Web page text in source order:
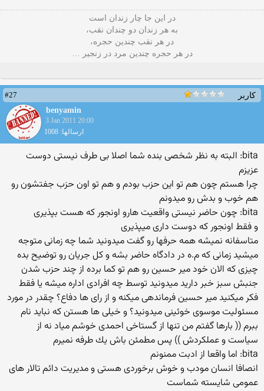
در این جا چار زندان است
به هر زندان دو چندان نقب،
در هر نقب چندین حجره،
در هر حجره چندین مرد در زنجیر …
کاربر
#27
benyamin
3 Jan 2011 20:00
ارسالها: 1008
bita: البته به نظر شخصی بنده شما اصلا بی طرف نیستی دوست
عزیزم
چرا هستم چون هم تو این حزب بودم و هم تو اون حزب جفتشون رو
هم خوب و بدش رو میدونم
bita: چون حاضر نیستی واقعیت هارو اونجور كه هست بپذیری
و فقط اونجور كه دوست داری میپذیری
متاسفانه نمیشه همه حرفها رو گفت میدونید شما چه زمانی متوجه
میشید زمانی كه م.ه در دادگاه حاضر بشه و كل جریان رو توضیح بده
چیزی كه الان خود میر حسین رو هم تو كما برده از چند حزب شدن
جنبش سبز خبر دارید میدونید توسط چه افرادی اداره میشه یا فقط
فكر میكنید میر حسین فرماندهی میكنه و از رای ها دفاع؟ چقدر در مورد
مسئولیت موسوی خوئینی میدونید؟ و خیلی ها هستن كه نباید نام
ببرم (( بارها گفتم من تنها از گستاخی احمدی خوشم میاد نه از
سیاست و عملكردش )) پس مطمئن باش یك طرفه نمیرم
bita: اما واقعا از ادبت ممنونم
انصافا انسان مودب و خوش برخوردی هستی و مدیریت دائم تالار های
عمومی شایسته شماست